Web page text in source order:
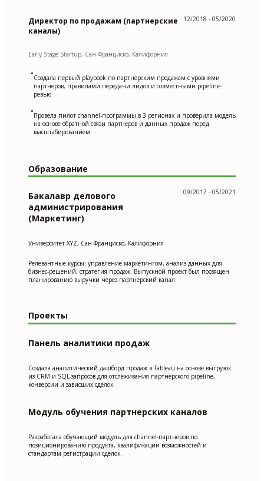
Директор по продажам (партнерские
каналы)
12/2018 - 05/2020
Early Stage Startup, Сан-Франциско, Калифорния
•Создала первый playbook по партнерским продажам с уровнями
партнеров, правилами передачи лидов и совместными pipeline-
ревью
•Провела пилот channel-программы в 3 регионах и проверила модель
на основе обратной связи партнеров и данных продаж перед
масштабированием
Образование
Бакалавр делового
администрирования
(Маркетинг)
09/2017 - 05/2021
Университет XYZ, Сан-Франциско, Калифорния
Релевантные курсы: управление маркетингом, анализ данных для
бизнес-решений, стратегия продаж. Выпускной проект был посвящен
планированию выручки через партнерский канал.
Проекты
Панель аналитики продаж
Создала аналитический дашборд продаж в Tableau на основе выгрузок
из CRM и SQL-запросов для отслеживания партнерского pipeline,
конверсии и зависших сделок.
Модуль обучения партнерских каналов
Разработала обучающий модуль для channel-партнеров по
позиционированию продукта, квалификации возможностей и
стандартам регистрации сделок.